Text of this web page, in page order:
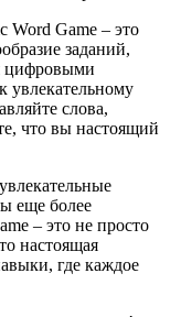
Word Game – это
заданий,
цифровыми
увлекательному
слова,
что вы настоящий
еще более
– это не просто
настоящая
где каждое